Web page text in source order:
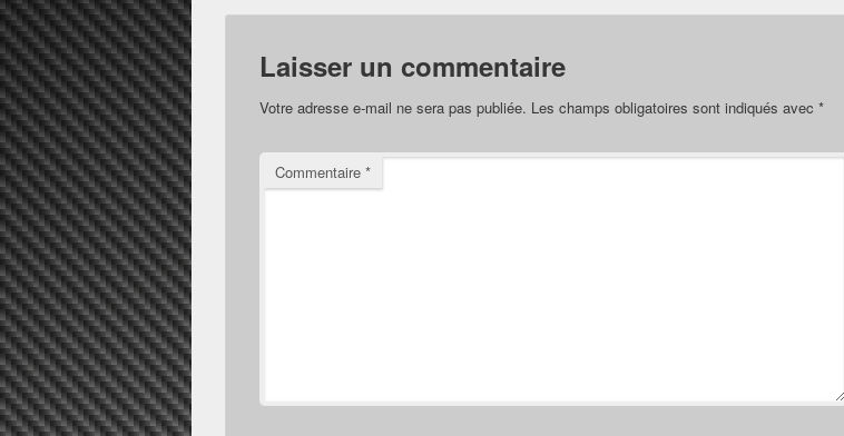
Laisser un commentaire
Votre adresse e-mail ne sera pas publiée. Les champs obligatoires sont indiqués avec *
Commentaire *